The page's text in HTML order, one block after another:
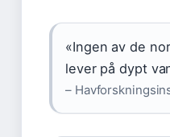
«Ingen av de
lever på dypt
–